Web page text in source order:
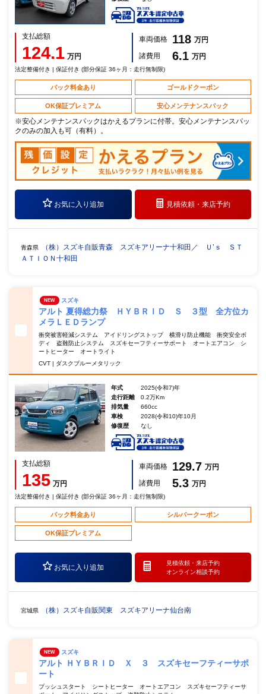
支払総額
124.1 万円
車両価格 118 万円
諸費用
6.1 万円
法定整備付き | 保証付き (部分保証 36ヶ月：走行無制限)
パック料金あり ゴールドクーポン
OK保証プレミアム 安心メンテナンスパック
※安心メンテナンスパックはかえるプランに付帯。安心メンテナンスパッ
クのみの加入も可（有料）。
お気に入り追加 見積依頼・来店予約
青森県
（株）スズキ自販青森 スズキアリーナ十和田／ Ｕ’ｓ ＳＴ
ＡＴＩＯＮ十和田
NEW スズキ
アルト 夏得総力祭 ＨＹＢＲＩＤ Ｓ ３型 全方位カ
メラＬＥＤランプ
衝突被害軽減システム アイドリングストップ 横滑り防止機能 衝突安全ボ
ディ 盗難防止システム スズキセーフティーサポート オートエアコン シ
ートヒーター オートライト
CVT | ダスクブルーメタリック
年式
2025(令和7)年
走行距離
0.2万Km
排気量
660cc
車検
2028(令和10)年10月
修復歴
なし
支払総額
135 万円
車両価格 129.7 万円
諸費用
5.3 万円
法定整備付き | 保証付き (部分保証 36ヶ月：走行無制限)
パック料金あり シルバークーポン
OK保証プレミアム
お気に入り追加
見積依頼・ 来店予約
オンライン相談予約
宮城県 （株）スズキ自販関東 スズキアリーナ仙台南
NEW スズキ
アルト ＨＹＢＲＩＤ Ｘ ３ スズキセーフティーサポ
ート
プッシュスタート シートヒーター オートエアコン スズキセーフティーサ